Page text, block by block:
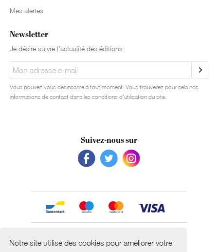
Notre site utilise des cookies pour améliorer votre
Mes alertes
Newsletter
Je désire suivre l’actualité des éditions
Vous pouvez vous désinscrire à tout moment. Vous trouverez pour cela nos
informations de contact dans les conditions d'utilisation du site.
Suivez-nous sur